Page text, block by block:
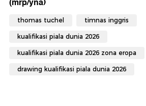
thomas tuchel timnas inggris
kualifikasi piala dunia 2026
kualifikasi piala dunia 2026 zona eropa
drawing kualifikasi piala dunia 2026